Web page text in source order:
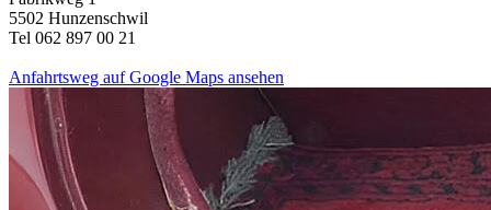
5502 Hunzenschwil
Tel 062 897 00 21
Anfahrtsweg auf Google Maps ansehen